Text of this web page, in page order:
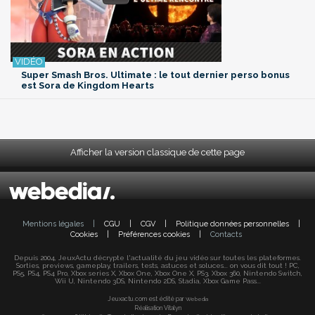
Super Smash Bros. Ultimate : le tout dernier perso bonus
est Sora de Kingdom Hearts
Afficher la version classique de cette page
Mentions légales CGU CGV Politique données personnelles
Cookies
Préférences cookies Contacts
Depuis 2004, JeuxActu décrypte l'actualité du jeu vidéo sur toutes les plateformes.
Sorties, previews, gameplay, trailers, tests, astuces et soluces... on vous dit tout ! PC,
PS5, PS4, PS4 Pro, Xbox series X, Xbox One, Xbox One X, PS3, Xbox 360, Nintendo Switch,
Wii U, Nintendo 3DS, Nintendo 2DS, Stadia, Xbox Game Pass...
Jeuxactu.com est édité par Webedia
Réalisation Vitalyn